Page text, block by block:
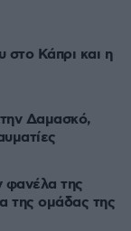
Κάπρι και η
Δαμασκό,
φανέλα της
της ομάδας της